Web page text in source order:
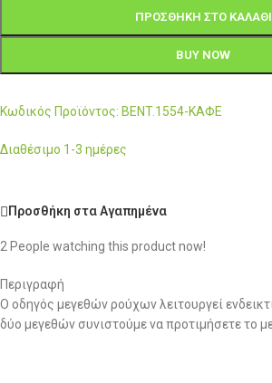
ΠΡΟΣΘΉΚΗ ΣΤΟ ΚΑΛΆΘΙ
BUY NOW
Κωδικός Προϊόντος: BENT.1554-ΚΑΦΕ
Διαθέσιμο 1-3 ημέρες
Προσθήκη στα Αγαπημένα
2 People watching this product now!
Περιγραφή
Ο οδηγός μεγεθών ρούχων λειτουργεί
δύο μεγεθών συνιστούμε να προτιμήσετε το